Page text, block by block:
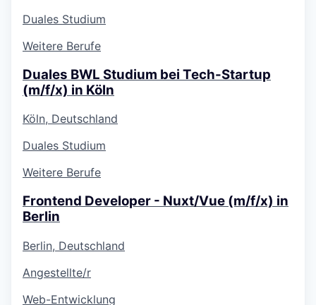
Duales Studium
Weitere Berufe
Duales BWL Studium bei Tech-Startup
(m/f/x) in Köln
Köln, Deutschland
Duales Studium
Weitere Berufe
Frontend Developer - Nuxt/Vue (m/f/x) in
Berlin
Berlin, Deutschland
Angestellte/r
Web-Entwicklung